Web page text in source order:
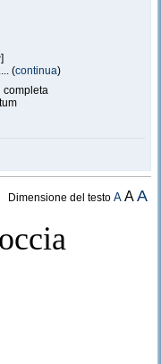
(continua)
completa
Dimensione del testoA AA